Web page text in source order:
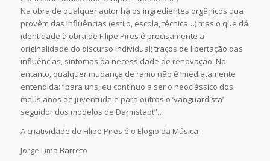
Na obra de qualquer autor há os ingredientes orgânicos qua
provêm das influências (estilo, escola, técnica…) mas o que dá
identidade à obra de Filipe Pires é precisamente a
originalidade do discurso individual; traços de libertação das
influências, sintomas da necessidade de renovação. No
entanto, qualquer mudança de ramo não é imediatamente
entendida: “para uns, eu contínuo a ser o neoclássico dos
meus anos de juventude e para outros o ’vanguardista’
seguidor dos modelos de Darmstadt”…
A criatividade de Filipe Pires é o Elogio da Música.
Jorge Lima Barreto